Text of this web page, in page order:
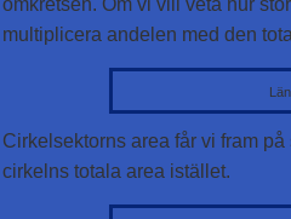
omkretsen. Om vi vill veta hur
multiplicera andelen med den
Cirkelsektorns area får vi fram
cirkelns totala area istället.